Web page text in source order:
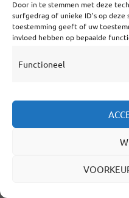
Door in te stemmen met deze
surfgedrag of unieke ID's op deze
toestemming geeft of uw
invloed hebben op bepaalde
Functioneel
Theaterfestival
kortfilm ERGENS
ervaring die je niet